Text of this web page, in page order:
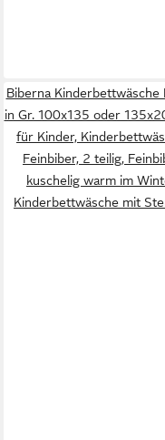
Biberna Kinderbettwäsche
in Gr. 100x135 oder
für Kinder,
Feinbiber, 2 teilig,
kuschelig warm im
Kinderbettwäsche mit